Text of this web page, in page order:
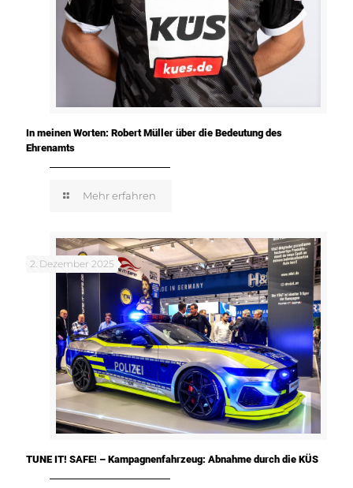
In meinen Worten: Robert Müller über die Bedeutung des
Ehrenamts
Mehr erfahren
2. Dezember 2025
TUNE IT! SAFE! – Kampagnenfahrzeug: Abnahme durch die KÜS